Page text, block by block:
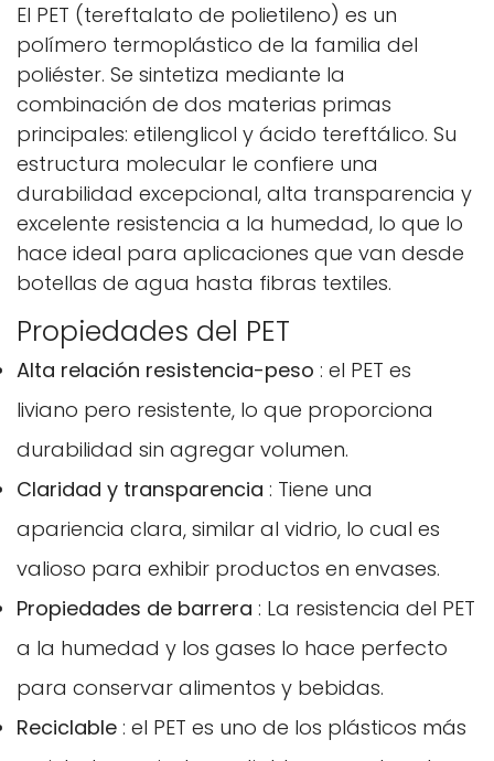
El PET (tereftalato de polietileno) es un
polímero termoplástico de la familia del
poliéster. Se sintetiza mediante la
combinación de dos materias primas
principales: etilenglicol y ácido tereftálico. Su
estructura molecular le confiere una
durabilidad excepcional, alta transparencia y
excelente resistencia a la humedad, lo que lo
hace ideal para aplicaciones que van desde
botellas de agua hasta fibras textiles.
Propiedades del PET
Alta relación resistencia-peso : el PET es
liviano pero resistente, lo que proporciona
durabilidad sin agregar volumen.
Claridad y transparencia : Tiene una
apariencia clara, similar al vidrio, lo cual es
valioso para exhibir productos en envases.
Propiedades de barrera : La resistencia del PET
a la humedad y los gases lo hace perfecto
para conservar alimentos y bebidas.
Reciclable : el PET es uno de los plásticos más